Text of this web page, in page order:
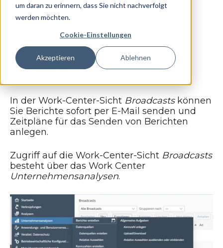
um daran zu erinnern, dass Sie nicht nachverfolgt
werden möchten.
Cookie-Einstellungen
Akzeptieren Ablehnen
Teilen:
Sie möchten in IhremSAP Business
ByDesign-System Broadcasts erstellen.
Lösung
In der Work-Center-Sicht Broadcastskönnen
Sie Berichte sofort per E-Mail senden und
Zeitpläne für das Senden von Berichten
anlegen.
Zugriff auf die Work-Center-Sicht Broadcasts
besteht über das Work Center
Unternehmensanalysen.